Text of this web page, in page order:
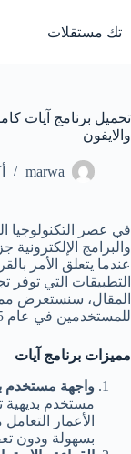
إلى
المحتوى
تك مستقلات
والايفون
marwa
في عصر التكنولوجيا
والبرامج
عندما يتعلق الأمر
التطبيقات التي توفر
المقال، سنستعرض
للمستخدمين في عام 2025.
مميزات برنامج آيات
واجهة مستخدم
مستخدم
الأعمار
بسهولة ودون